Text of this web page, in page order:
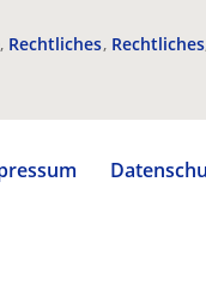
Rechtliches